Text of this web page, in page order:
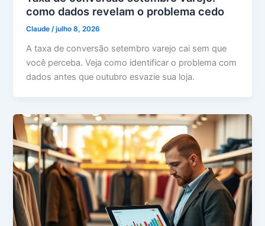
como dados revelam o problema cedo
Claude/julho 8, 2026
A taxa de conversão setembro varejo cai sem que
você perceba. Veja como identificar o problema com
dados antes que outubro esvazie sua loja.